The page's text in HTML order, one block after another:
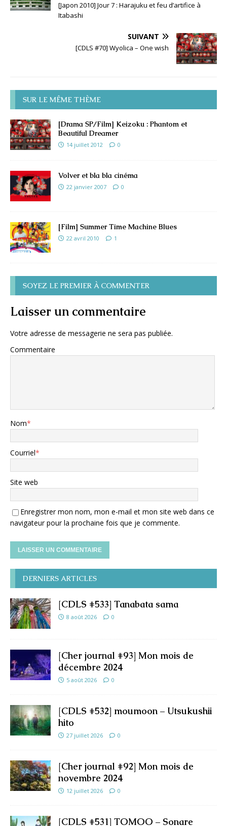
[Japon 2010] Jour 7 : Harajuku et feu d’artifice à
Itabashi
SUIVANT
[CDLS #70] Wyolica – One wish
SUR LE MÊME THÈME
[Drama SP/Film] Keizoku : Phantom et
Beautiful Dreamer
14 juillet 2012 0
Volver et bla bla cinéma
22 janvier 2007 0
[Film] Summer Time Machine Blues
22 avril 2010 1
SOYEZ LE PREMIER À COMMENTER
Laisser un commentaire
Votre adresse de messagerie ne sera pas publiée.
Commentaire
Nom*
Courriel*
Site web
Enregistrer mon nom, mon e-mail et mon site web dans ce
navigateur pour la prochaine fois que je commente.
DERNIERS ARTICLES
[CDLS #533] Tanabata sama
8 août 2026 0
[Cher journal #93] Mon mois de
décembre 2024
5 août 2026 0
[CDLS #532] moumoon – Utsukushii
hito
27 juillet 2026 0
[Cher journal #92] Mon mois de
novembre 2024
12 juillet 2026 0
[CDLS #531] TOMOO – Sonare